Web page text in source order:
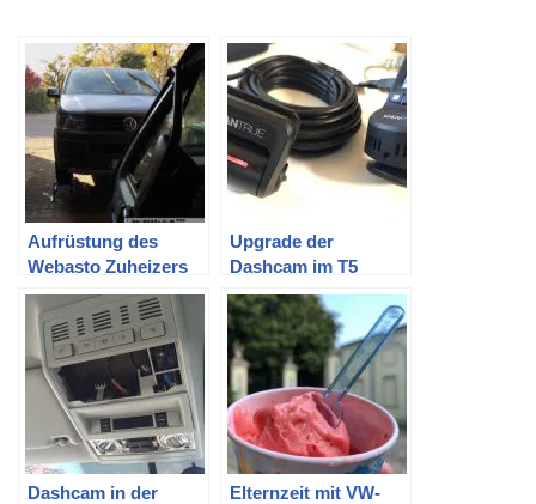
Aufrüstung des
Webasto Zuheizers
im T5 zur
Standheizung mit
T91
Upgrade der
Dashcam im T5
durch eine Vantrue
S1 Dual
Dashcam in der
Elternzeit mit VW-